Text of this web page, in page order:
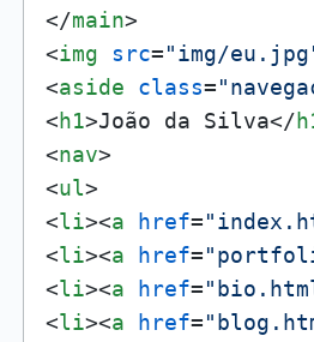
</main>
<img src="img/
<aside class=
<h1>João da Silva</
<nav>
<ul>
<li><a href=
<li><a href=
<li><a href=
<li><a href=